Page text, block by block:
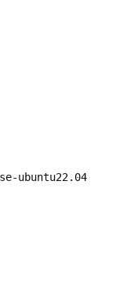
ubuntu22.04